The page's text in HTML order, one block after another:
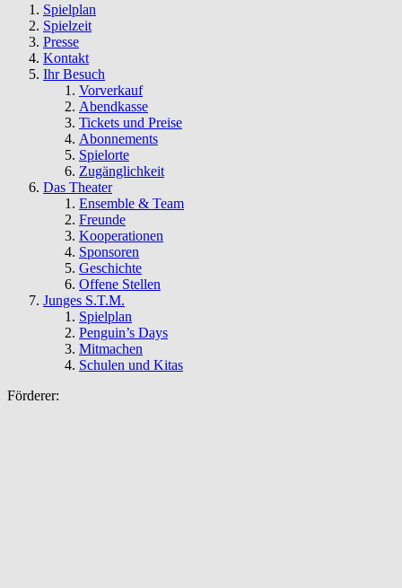
Spielplan
Spielzeit
Presse
Kontakt
Ihr Besuch
Vorverkauf
Abendkasse
Tickets und Preise
Abonnements
Spielorte
Zugänglichkeit
Das Theater
Ensemble & Team
Freunde
Kooperationen
Sponsoren
Geschichte
Offene Stellen
Junges S.T.M.
Spielplan
Penguin’s Days
Mitmachen
Schulen und Kitas
Förderer: